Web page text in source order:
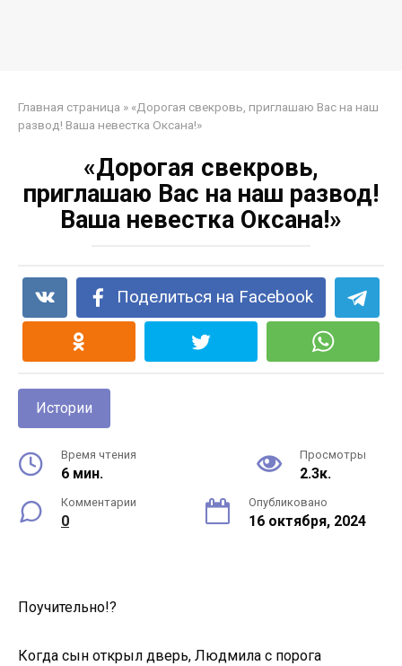
Главная страница » «Дорогая свекровь, приглашаю Вас на наш
развод! Ваша невестка Оксана!»
«Дорогая свекровь,
приглашаю Вас на наш развод!
Ваша невестка Оксана!»
Поделиться на Facebook
Истории
Время чтения
6 мин.
Просмотры
2.3к.
Комментарии
0
Опубликовано
16 октября, 2024
Поучительно!?
Когда сын открыл дверь, Людмила с порога